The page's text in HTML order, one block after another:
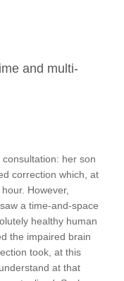
and multi-
her son
correction which, at
However,
a time-and-space
healthy human
the impaired brain
took, at this
at that